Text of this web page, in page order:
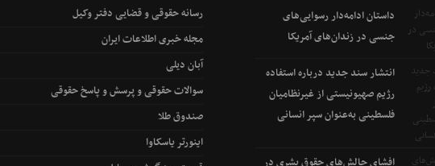
داستان ادامه‌دار رسوایی‌های
جنسی در زندان‌های آمریکا
انتشار سند جدید درباره استفاده
رژیم صهیونیستی از غیرنظامیان
فلسطینی به‌عنوان سپر انسانی
رسانه حقوقی و قضایی دفتر وکیل
مجله خبری اطلاعات ایران
آبان دیلی
سوالات حقوقی و پرسش و پاسخ حقوقی
صندوق طلا
اینورتر یاسکاوا